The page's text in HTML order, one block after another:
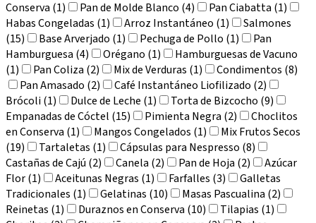
Conserva (1)
Pan de Molde Blanco (4)
Pan Ciabatta (1)
Habas Congeladas (1)
Arroz Instantáneo (1)
Salmones
(15)
Base Arverjado (1) Pechuga de Pollo (1)
Pan
Hamburguesa (4)
Orégano (1)
Hamburguesas de Vacuno
(1)
Pan Coliza (2) Mix de Verduras (1)
Condimentos (8)
Pan Amasado (2)
Café Instantáneo Liofilizado (2)
Brócoli (1)
Dulce de Leche (1)
Torta de Bizcocho (9)
Empanadas de Cóctel (15)
Pimienta Negra (2)
Choclitos
en Conserva (1)
Mangos Congelados (1)
Mix Frutos Secos
(19)
Tartaletas (1)
Cápsulas para Nespresso (8)
Castañas de Cajú (2)
Canela (2) Pan de Hoja (2)
Azúcar
Flor (1)
Aceitunas Negras (1) Farfalles (3)
Galletas
Tradicionales (1)
Gelatinas (10)
Masas Pascualina (2)
Reinetas (1)
Duraznos en Conserva (10)
Tilapias (1)